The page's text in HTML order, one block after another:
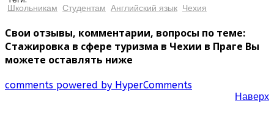
Школьникам Студентам Английский язык Чехия
Свои отзывы, комментарии, вопросы по теме:
Стажировка в сфере туризма в Чехии в Праге Вы
можете оставлять ниже
comments powered by HyperComments
Наверх